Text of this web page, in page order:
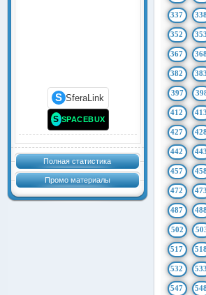
S SferaLink
S SPACEBUX
Полная статистика
Промо материалы
337 338
352 353
367 368
382 383
397
412 413
427 428
442 443
457 458
472 473
487 488
502
517 518
532 533
547 548